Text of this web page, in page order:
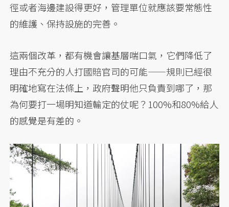
徑或者海邊建設得更好，管理單位就應該要常態性
的維護、保持設施的完善。
這兩個改革，都有機會讓基層喘口氣，它們降低了
理由不充分的人打國賠官司的可能——規則已經很
明確地寫在法條上，政府聲明他只負責到哪了，那
為何要打一場明知道輸定的仗呢？100%和80%給人
的感覺是有差的。